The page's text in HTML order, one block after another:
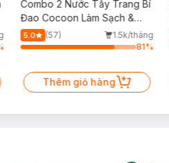
Combo 2 Nước Tẩy Trang Bí
Đao Cocoon Làm Sạch &
Giảm Dầu 500ml
5.0 (57)
1.5k/tháng
81%
Thêm giỏ hàng